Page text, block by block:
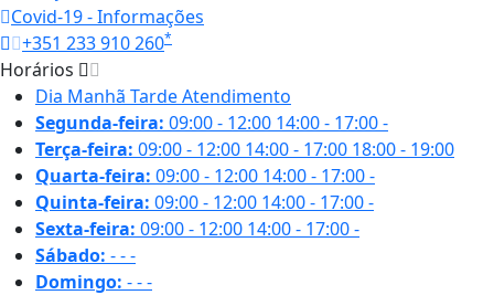
Covid-19 - Informações
+351 233 910 260*
Horários
Dia Manhã TardeAtendimento
Segunda-feira: 09:00 - 12:00 14:00 - 17:00-
Terça-feira: 09:00 - 12:00 14:00 - 17:00 18:00 - 19:00
Quarta-feira: 09:00 - 12:00 14:00 - 17:00-
Quinta-feira: 09:00 - 12:00 14:00 - 17:00-
Sexta-feira: 09:00 - 12:00 14:00 - 17:00-
Sábado: ---
Domingo: ---